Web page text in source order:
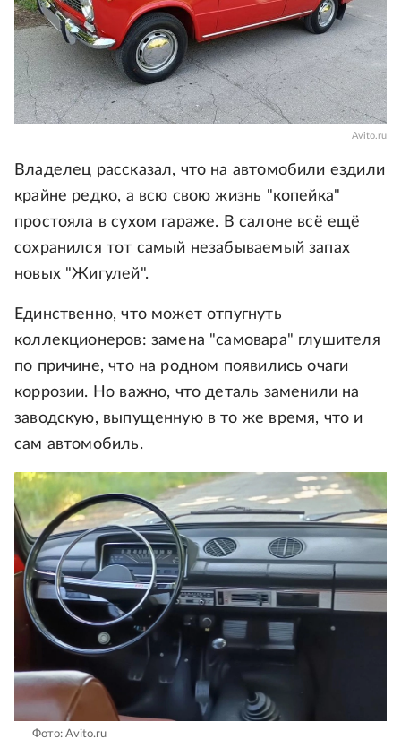
Avito.ru
Владелец рассказал, что на автомобили ездили
крайне редко, а всю свою жизнь "копейка"
простояла в сухом гараже. В салоне всё ещё
сохранился тот самый незабываемый запах
новых "Жигулей".
Единственно, что может отпугнуть
коллекционеров: замена "самовара" глушителя
по причине, что на родном появились очаги
коррозии. Но важно, что деталь заменили на
заводскую, выпущенную в то же время, что и
сам автомобиль.
Фото: Avito.ru